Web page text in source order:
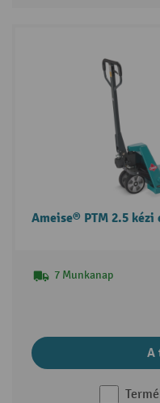
Ameise® PTM 2.5
7 Munkanap
A